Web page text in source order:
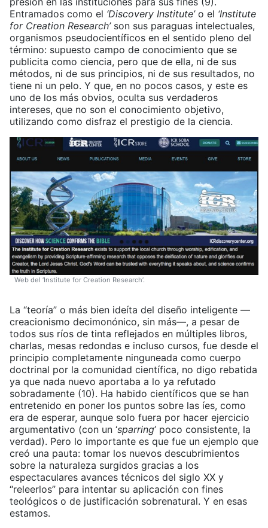
Entramados como el ‘Discovery Institute’ o el ‘Institute
for Creation Research’ son sus paraguas intelectuales,
organismos pseudocientíficos en el sentido pleno del
término: supuesto campo de conocimiento que se
publicita como ciencia, pero que de ella, ni de sus
métodos, ni de sus principios, ni de sus resultados, no
tiene ni un pelo. Y que, en no pocos casos, y este es
uno de los más obvios, oculta sus verdaderos
intereses, que no son el conocimiento objetivo,
utilizando como disfraz el prestigio de la ciencia.
Web del ‘Institute for Creation Research’.
La “teoría” o más bien ideíta del diseño inteligente —
creacionismo decimonónico, sin más—, a pesar de
todos sus ríos de tinta reflejados en múltiples libros,
charlas, mesas redondas e incluso cursos, fue desde el
principio completamente ninguneada como cuerpo
doctrinal por la comunidad científica, no digo rebatida
ya que nada nuevo aportaba a lo ya refutado
sobradamente (10). Ha habido científicos que se han
entretenido en poner los puntos sobre las íes, como
era de esperar, aunque solo fuera por hacer ejercicio
argumentativo (con un ‘sparring’ poco consistente, la
verdad). Pero lo importante es que fue un ejemplo que
creó una pauta: tomar los nuevos descubrimientos
sobre la naturaleza surgidos gracias a los
espectaculares avances técnicos del siglo XX y
“releerlos” para intentar su aplicación con fines
teológicos o de justificación sobrenatural. Y en esas
estamos.